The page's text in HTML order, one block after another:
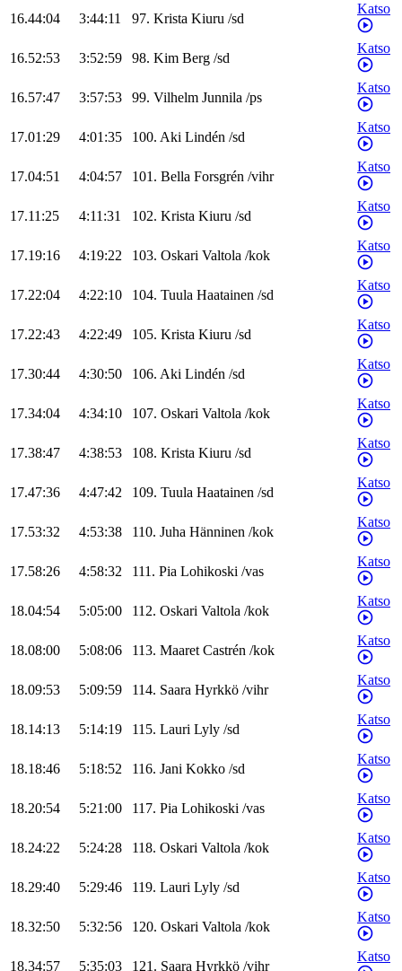
16.44:04 3:44:11 97. Krista Kiuru /sd
Katso
16.52:53 3:52:59 98. Kim Berg /sd
Katso
16.57:47 3:57:53 99. Vilhelm Junnila /ps
Katso
17.01:29 4:01:35 100. Aki Lindén /sd
Katso
17.04:51 4:04:57 101. Bella Forsgrén /vihr
Katso
17.11:25 4:11:31 102. Krista Kiuru /sd
Katso
17.19:16 4:19:22 103. Oskari Valtola /kok
Katso
17.22:04 4:22:10 104. Tuula Haatainen /sd
Katso
17.22:43 4:22:49 105. Krista Kiuru /sd
Katso
17.30:44 4:30:50 106. Aki Lindén /sd
Katso
17.34:04 4:34:10 107. Oskari Valtola /kok
Katso
17.38:47 4:38:53 108. Krista Kiuru /sd
Katso
17.47:36 4:47:42 109. Tuula Haatainen /sd
Katso
17.53:32 4:53:38 110. Juha Hänninen /kok
Katso
17.58:26 4:58:32 111. Pia Lohikoski /vas
Katso
18.04:54 5:05:00 112. Oskari Valtola /kok
Katso
18.08:00 5:08:06 113. Maaret Castrén /kok
Katso
18.09:53 5:09:59 114. Saara Hyrkkö /vihr
Katso
18.14:13 5:14:19 115. Lauri Lyly /sd
Katso
18.18:46 5:18:52 116. Jani Kokko /sd
Katso
18.20:54 5:21:00 117. Pia Lohikoski /vas
Katso
18.24:22 5:24:28 118. Oskari Valtola /kok
Katso
18.29:40 5:29:46 119. Lauri Lyly /sd
Katso
18.32:50 5:32:56 120. Oskari Valtola /kok
Katso
18.34:57 5:35:03 121. Saara Hyrkkö /vihr
Katso